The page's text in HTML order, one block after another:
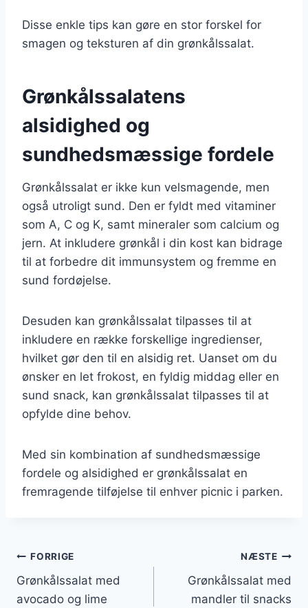
Disse enkle tips kan gøre en stor forskel for
smagen og teksturen af din grønkålssalat.
Grønkålssalatens
alsidighed og
sundhedsmæssige fordele
Grønkålssalat er ikke kun velsmagende, men
også utroligt sund. Den er fyldt med vitaminer
som A, C og K, samt mineraler som calcium og
jern. At inkludere grønkål i din kost kan bidrage
til at forbedre dit immunsystem og fremme en
sund fordøjelse.
Desuden kan grønkålssalat tilpasses til at
inkludere en række forskellige ingredienser,
hvilket gør den til en alsidig ret. Uanset om du
ønsker en let frokost, en fyldig middag eller en
sund snack, kan grønkålssalat tilpasses til at
opfylde dine behov.
Med sin kombination af sundhedsmæssige
fordele og alsidighed er grønkålssalat en
fremragende tilføjelse til enhver picnic i parken.
Indlægsnavigation
FORRIGE
Grønkålssalat med
avocado og lime
NÆSTE
Grønkålssalat med
mandler til snacks